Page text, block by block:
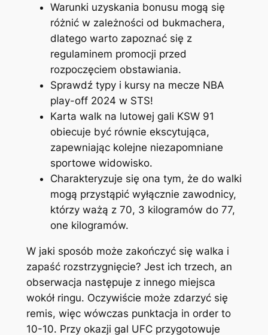
Warunki uzyskania bonusu mogą się
różnić w zależności od bukmachera,
dlatego warto zapoznać się z
regulaminem promocji przed
rozpoczęciem obstawiania.
Sprawdź typy i kursy na mecze NBA
play-off 2024 w STS!
Karta walk na lutowej gali KSW 91
obiecuje być równie ekscytująca,
zapewniając kolejne niezapomniane
sportowe widowisko.
Charakteryzuje się ona tym, że do walki
mogą przystąpić wyłącznie zawodnicy,
którzy ważą z 70, 3 kilogramów do 77,
one kilogramów.
W jaki sposób może zakończyć się walka i
zapaść rozstrzygnięcie? Jest ich trzech, an
obserwacja następuje z innego miejsca
wokół ringu. Oczywiście może zdarzyć się
remis, więc wówczas punktacja in order to
10-10. Przy okazji gal UFC przygotowuje